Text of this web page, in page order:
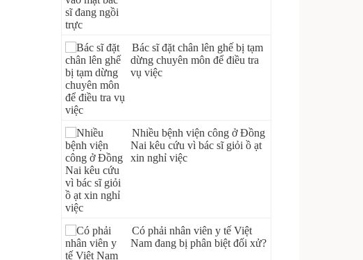
Bác sĩ đặt chân lên ghế bị tạm
dừng chuyên môn để điều tra
vụ việc
Nhiều bệnh viện công ở Đồng
Nai kêu cứu vì bác sĩ giỏi ồ ạt
xin nghỉ việc
Có phải nhân viên y tế Việt
Nam đang bị phân biệt đối xử?